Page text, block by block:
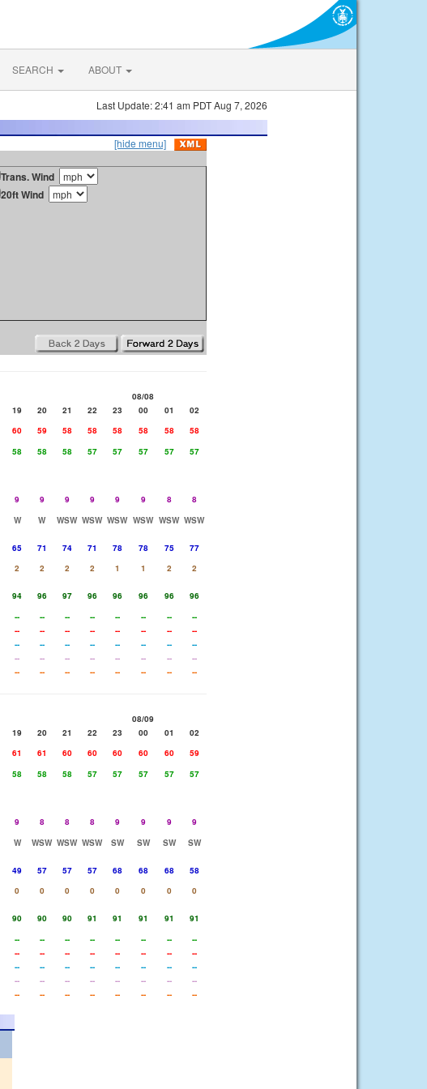
SEARCH ABOUT
Last Update: 2:41 am PDT Aug 7, 2026
[hide menu]
Trans. Wind
20ft Wind
08/08
19 20 21 22 23 00 01
02
60 59 58 58 58 58 58
58
58 58 58 57 57 57 57
57
9 9 9 9 9 9 8
8
W W WSW WSW WSW WSW WSW WSW
65 71 74 71 78 78 75
77
2 2 2 2 1 1 2
2
94 96 97 96 96 96 96
96
-- -- -- -- -- -- --
--
-- -- -- -- -- -- --
--
-- -- -- -- -- -- --
--
-- -- -- -- -- -- --
--
-- -- -- -- -- -- -- --
08/09
19 20 21 22 23 00 01
02
61 61 60 60 60 60 60
59
58 58 58 57 57 57 57
57
9 8 8 8 9 9 9
9
W WSW WSW WSW SW SW SW
SW
49 57 57 57 68 68 68
58
0 0 0 0 0 0 0
0
90 90 90 91 91 91 91
91
-- -- -- -- -- -- --
--
-- -- -- -- -- -- --
--
-- -- -- -- -- -- --
--
-- -- -- -- -- -- --
--
-- -- -- -- -- -- -- --